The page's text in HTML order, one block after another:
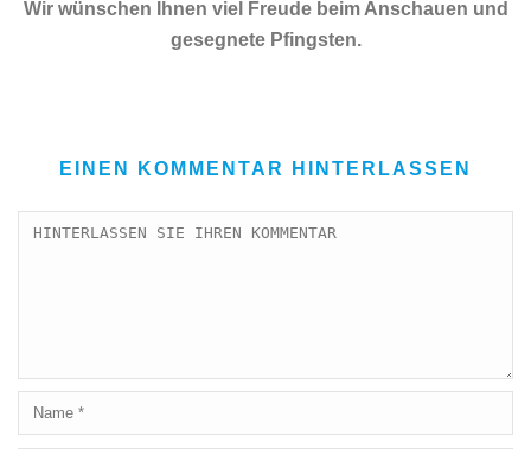
Wir wünschen Ihnen viel Freude beim Anschauen und
gesegnete Pfingsten.
EINEN KOMMENTAR HINTERLASSEN